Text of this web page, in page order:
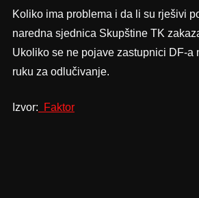
Koliko ima problema i da li su rješivi
naredna sjednica Skupštine TK
Ukoliko se ne pojave zastupnici DF-a
ruku za odlučivanje.
Izvor: Faktor